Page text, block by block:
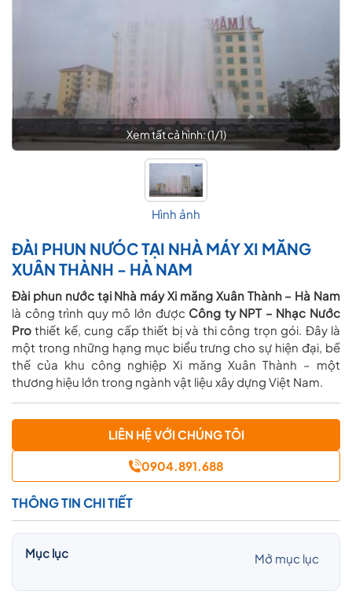
Xem tất cả hình: (1/1)
Hình ảnh
ĐÀI PHUN NƯÓC TẠI NHÀ MÁY XI MĂNG
XUÂN THÀNH - HÀ NAM
Đài phun nước tại Nhà máy Xi măng Xuân Thành – Hà Nam
là công trình quy mô lớn được Công ty NPT – Nhạc Nước
Pro thiết kế, cung cấp thiết bị và thi công trọn gói. Đây là
một trong những hạng mục biểu trưng cho sự hiện đại, bề
thế của khu công nghiệp Xi măng Xuân Thành – một
thương hiệu lớn trong ngành vật liệu xây dựng Việt Nam.
LIÊN HỆ VỚI CHÚNG TÔI
0904.891.688
THÔNG TIN CHI TIẾT
Mục lục Mở mục lục